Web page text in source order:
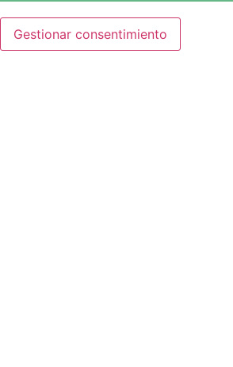
Gestionar consentimiento